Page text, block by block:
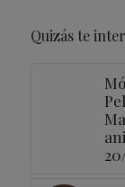
Quizás te